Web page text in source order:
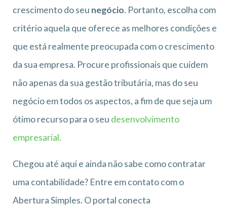
crescimento do seu negócio. Portanto, escolha com
critério aquela que oferece as melhores condições e
que está realmente preocupada com o crescimento
da sua empresa. Procure profissionais que cuidem
não apenas da sua gestão tributária, mas do seu
negócio em todos os aspectos, a fim de que seja um
ótimo recurso para o seu desenvolvimento
empresarial.
Chegou até aqui e ainda não sabe como contratar
uma contabilidade? Entre em contato com o
Abertura Simples. O portal conecta